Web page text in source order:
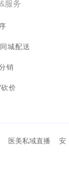
服务
城配送
销
价
医美私域直播 安